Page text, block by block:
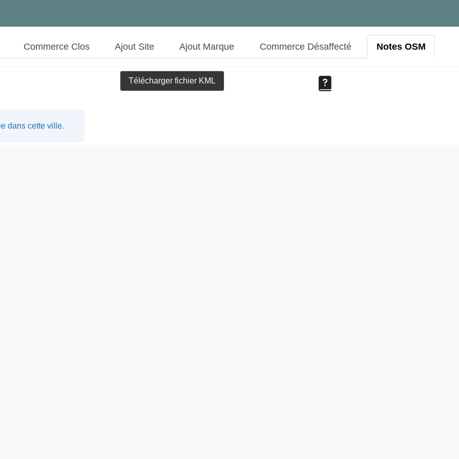
Commerce Clos Ajout Site Ajout Marque Commerce Désaffecté Notes OSM
Télécharger fichier KML
dans cette ville.